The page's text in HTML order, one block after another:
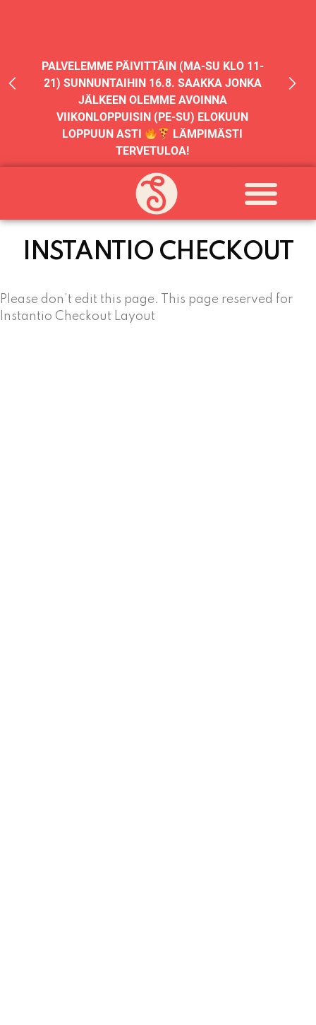
PALVELEMME PÄIVITTÄIN (MA-SU KLO 11-
21) SUNNUNTAIHIN 16.8. SAAKKA JONKA
JÄLKEEN OLEMME AVOINNA
VIIKONLOPPUISIN (PE-SU) ELOKUUN
LOPPUUN ASTI
LÄMPIMÄSTI
TERVETULOA!
PALVELEMME TÄNÄÄN:
PERJANTAI11:00 - 21:00
INSTANTIO CHECKOUT
Please don’t edit this page. This page reserved for
Instantio Checkout Layout